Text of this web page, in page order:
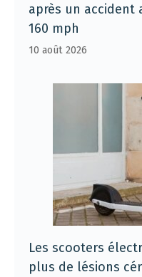
après un accident
160 mph
10 août 2026
Les scooters
plus de lésions